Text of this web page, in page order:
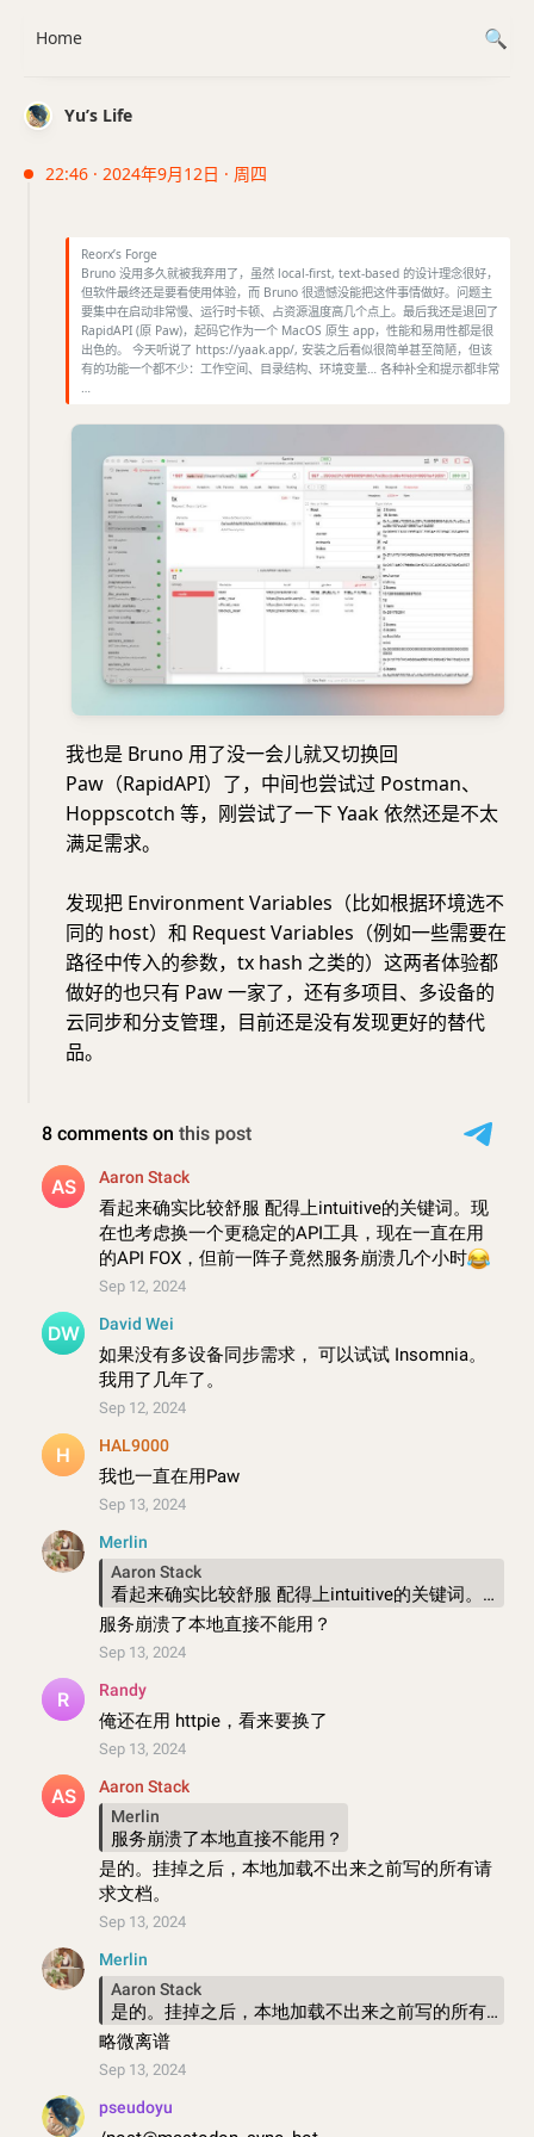
Yu’s Life
22:46 · 2024年9月12日 · 周四
Reorx’s Forge
Bruno 没用多久就被我弃用了，虽然 local-first, text-based 的设计理念很好，
但软件最终还是要看使用体验，而 Bruno 很遗憾没能把这件事情做好。问题主
要集中在启动非常慢、运行时卡顿、占资源温度高几个点上。最后我还是退回了
RapidAPI (原 Paw)，起码它作为一个 MacOS 原生 app，性能和易用性都是很
出色的。 今天听说了 https://yaak.app/, 安装之后看似很简单甚至简陋，但该
有的功能一个都不少：工作空间、目录结构、环境变量… 各种补全和提示都非常
…
我也是 Bruno 用了没一会儿就又切换回
Paw（RapidAPI）了，中间也尝试过 Postman、
Hoppscotch 等，刚尝试了一下 Yaak 依然还是不太
满足需求。
发现把 Environment Variables（比如根据环境选不
同的 host）和 Request Variables（例如一些需要在
路径中传入的参数，tx hash 之类的）这两者体验都
做好的也只有 Paw 一家了，还有多项目、多设备的
云同步和分支管理，目前还是没有发现更好的替代
品。
Home